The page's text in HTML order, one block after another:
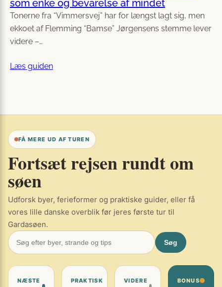
som enke og bevarelse af mindet
Tonerne fra “Vimmersvej” har for længst lagt sig, men
ekkoet af Flemming “Bamse” Jørgensens stemme lever
videre –…
Læs guiden
FÅ MERE UD AF TUREN
Fortsæt rejsen rundt om
søen
Udforsk byer, ferieformer og praktiske guider, eller få
vores lille danske overblik før jeres første tur til
Gardasøen.
Søg
NÆSTE
PRAKTISK
VIDERE
BONUS